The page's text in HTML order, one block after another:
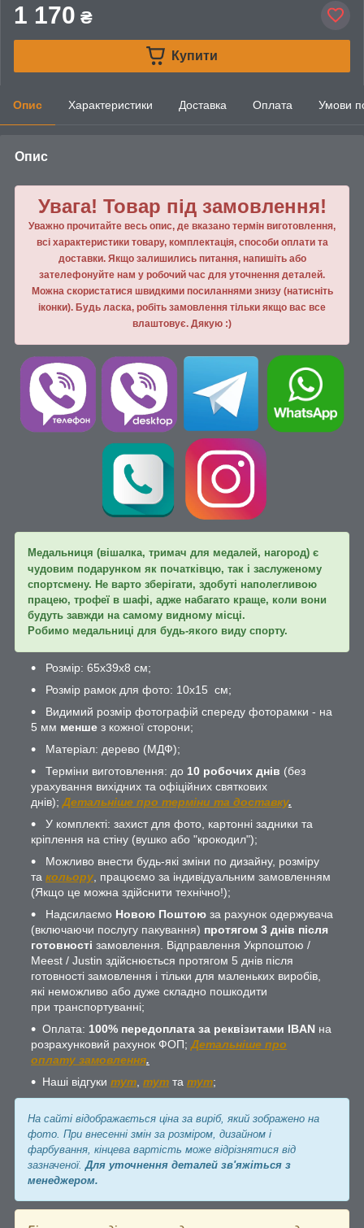
1 170 ₴
Купити
Опис Характеристики Доставка Оплата Умови
Опис
Увага! Товар під замовлення!
Уважно прочитайте весь опис, де вказано термін виготовлення,
всі характеристики товару, комплектація, способи оплати та
доставки. Якщо залишились питання, напишiть або
зателефонуйте нам у робочий час для уточнення деталей.
Можна скористатися швидкими посиланнями знизу (натисніть
іконки). Будь ласка, робiть замовлення тiльки якщо вас все
влаштовує. Дякую :)
Медальниця (вішалка, тримач для медалей, нагород) є
чудовим подарунком як початківцю, так і заслуженому
спортсмену. Не варто зберігати, здобуті наполегливою
працею, трофеї в шафі, адже набагато краще, коли вони
будуть завжди на самому видному місці.
Робимо медальниці для будь-якого виду спорту.
Розмір: 65х39х8 см;
Розмір рамок для фото: 10х15 см;
Видимий розмір фотографій спереду фоторамки - на
5 мм менше з кожної сторони;
Матеріал: дерево (МДФ);
Терміни виготовлення: до 10 робочих днів (без
урахування вихідних та офіційних святкових
днів); Детальніше про терміни та доставку.
У комплекті: захист для фото, картонні задники та
кріплення на стіну (вушко або "крокодил");
Можливо внести будь-які зміни по дизайну, розміру
та кольору , працюємо за індивідуальним замовленням
(Якщо це можна здійснити технічно!);
Надсилаємо Новою Поштою за рахунок одержувача
(включаючи послугу пакування) протягом 3 днів після
готовності замовлення. Відправлення Укрпоштою /
Meest / Justin здійснюється протягом 5 днів після
готовності замовлення і тільки для маленьких виробів,
які неможливо або дуже складно пошкодити
при транспортуванні;
Оплата: 100% передоплата за реквізитами IBAN на
розрахунковий рахунок ФОП; Детальніше про
оплату замовлення.
Наші відгуки тут тут та тут;
На сайті відображається ціна за виріб, який зображено на
фото. При внесенні змін за розміром, дизайном і
фарбування, кінцева вартість може відрізнятися від
зазначеної. Для уточнення деталей зв'яжіться з
менеджером.